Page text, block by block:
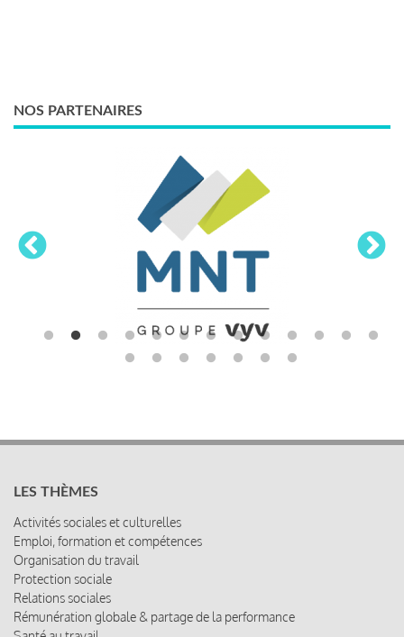
NOS PARTENAIRES
LES THÈMES
Activités sociales et culturelles
Emploi, formation et compétences
Organisation du travail
Protection sociale
Relations sociales
Rémunération globale & partage de la performance